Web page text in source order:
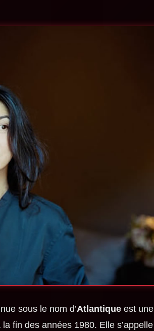
sous le nom d’Atlantiqueest une
fin des années 1980. Elle s’appelle